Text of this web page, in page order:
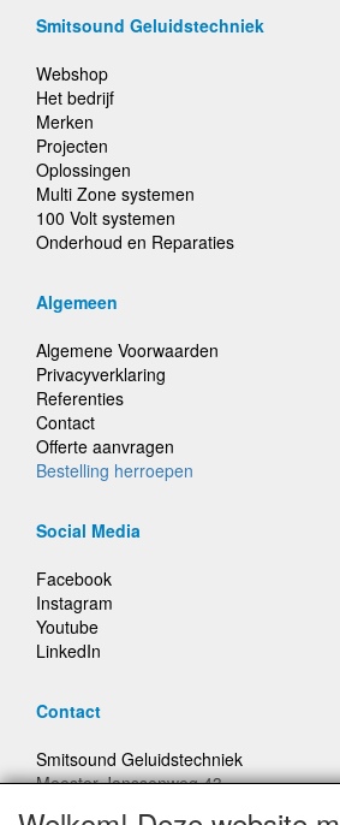
Smitsound Geluidstechniek
Webshop
Het bedrijf
Merken
Projecten
Oplossingen
Multi Zone systemen
100 Volt systemen
Onderhoud en Reparaties
Algemeen
Algemene Voorwaarden
Privacyverklaring
Referenties
Contact
Offerte aanvragen
Bestelling herroepen
Social Media
Facebook
Instagram
Youtube
LinkedIn
Contact
Smitsound Geluidstechniek
Meester Janssenweg 43